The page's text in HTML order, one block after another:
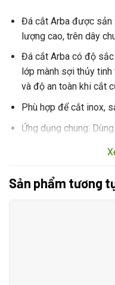
Đá cắt Arba được sản
lượng cao, trên dây
Đá cắt Arba có độ
lớp mành sợi thủy
và độ an toàn khi cắt
Phù hợp để cắt inox,
Ứng dụng chung:
Không bị vỡ trong
Sản phẩm tương